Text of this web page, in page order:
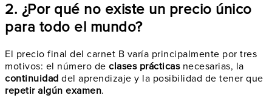
2. ¿Por qué no existe un precio único
para todo el mundo?
El precio final del carnet B varía principalmente por tres
motivos: el número de clases prácticasnecesarias, la
continuidad del aprendizaje y la posibilidad de tener que
repetir algún examen.